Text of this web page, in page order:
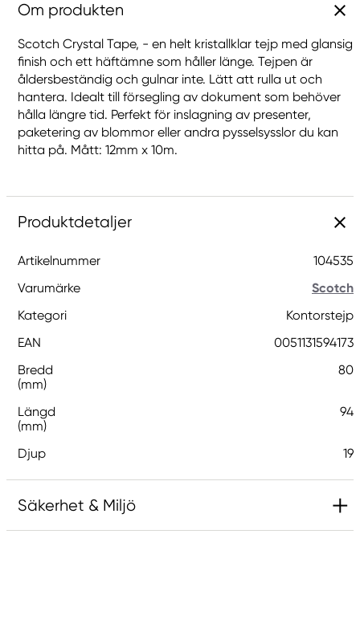
Om produkten
Scotch Crystal Tape, - en helt kristallklar tejp med glansig
finish och ett häftämne som håller länge. Tejpen är
åldersbeständig och gulnar inte. Lätt att rulla ut och
hantera. Idealt till försegling av dokument som behöver
hålla längre tid. Perfekt för inslagning av presenter,
paketering av blommor eller andra pysselsysslor du kan
hitta på. Mått: 12mm x 10m.
Produktdetaljer
Artikelnummer
104535
Varumärke
Scotch
Kategori
Kontorstejp
EAN
0051131594173
Bredd
(mm)
80
Längd
(mm)
94
Djup 19
Säkerhet & Miljö